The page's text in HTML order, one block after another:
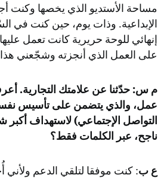
مساحة الأستديو الذي يخصها وكنت
الإبداعية. وذات يوم، حين كنت في
إنهائي للوحة حريرية كانت تعمل
على العمل الذي أنجزته وشجّعني هذا
م س: حدّثنا عن علامتك التجارية.
عمل، والذي يتضمن على تأسيس
التواصل الإجتماعي) لاستهداف أكبر
ناجح، عبر الكلمات فقط؟
ع ب: كنت موفقا لتلقي الدعم